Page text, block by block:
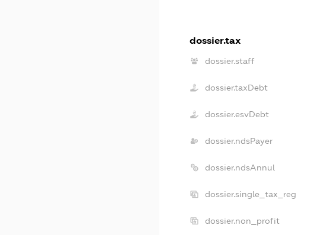
dossier.tax
dossier.staff
dossier.taxDebt
dossier.esvDebt
dossier.ndsPayer
dossier.ndsAnnul
dossier.single_tax_reg
dossier.non_profit